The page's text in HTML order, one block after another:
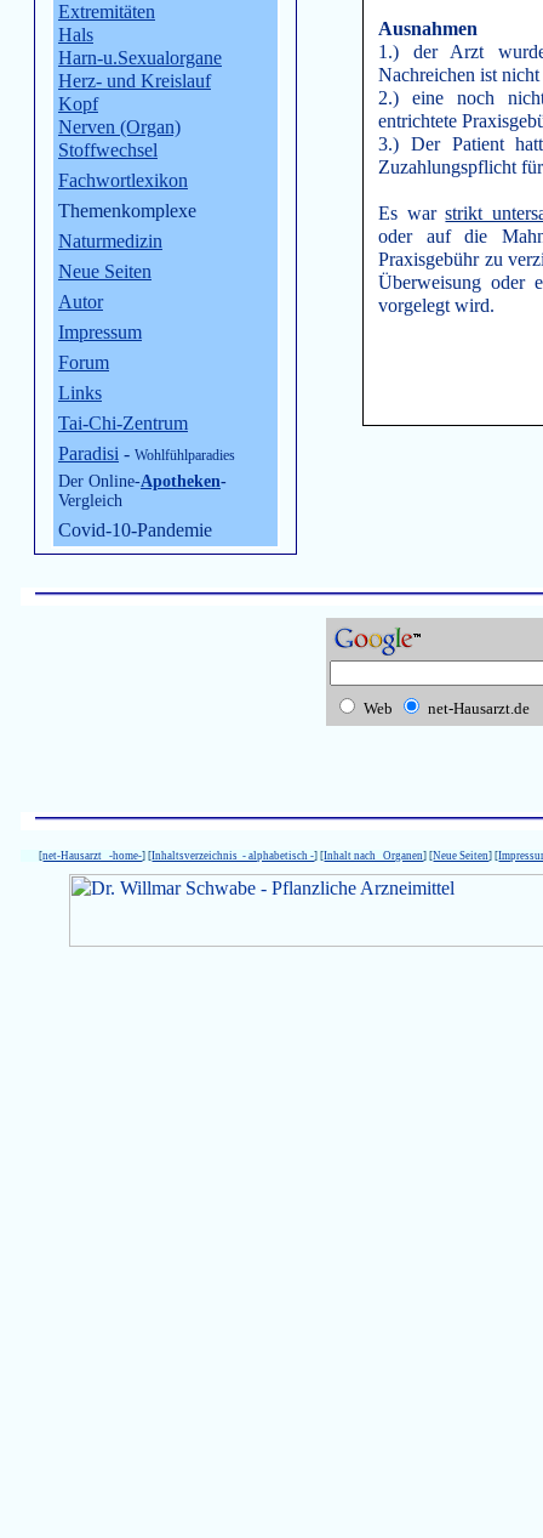
Extremitäten
Hals
Harn-u.Sexualorgane
Herz- und Kreislauf
Kopf
Nerven (Organ)
Stoffwechsel
Fachwortlexikon
Themenkomplexe
Naturmedizin
Neue Seiten
Autor
Impressum
Forum
Links
Tai-Chi-Zentrum
Paradisi - Wohlfühlparadies
Der Online-Apotheken-
Vergleich
Covid-10-Pandemie
Ausnahmen
1.) der Arzt
Nachreichen ist
2.) eine noch
entrichtete
3.) Der Patient
Zuzahlungspflicht
Es warstrikt
oder auf die
Praxisgebühr zu
Überweisung oder
vorgelegt wird.
Web net-Hausarzt.de
[net-Hausarzt -home-] [Inhaltsverzeichnis - alphabetisch -] [Inhalt nach Organen] [Neue Seiten] [